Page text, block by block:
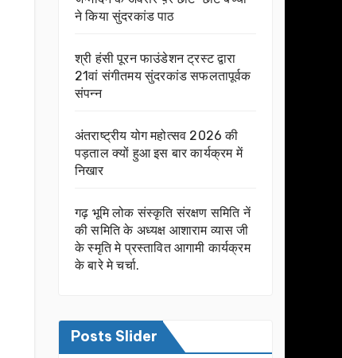
ने किया सुंदरकांड पाठ
श्री हंसी पूरन फाउंडेशन ट्रस्ट द्वारा
21वां संगीतमय सुंदरकांड सफलतापूर्वक
संपन्न
अंतराष्ट्रीय योग महोत्सव 2026 की
पड़ताल क्यों हुआ इस बार कार्यक्रम में
निखार
गढ़ भूमि लोक संस्कृति संरक्षण समिति नें
की समिति के अध्यक्ष आशाराम व्यास जी
के स्मृति मे प्रस्तावित आगामी कार्यक्रम
के बारे मे चर्चा.
Posts Slider